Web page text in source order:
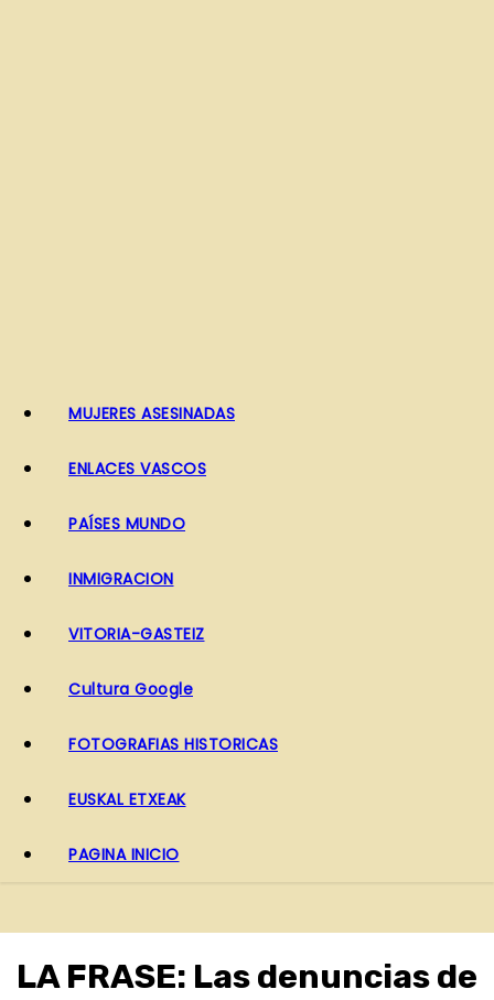
MUJERES ASESINADAS
ENLACES VASCOS
PAÍSES MUNDO
INMIGRACION
VITORIA-GASTEIZ
Cultura Google
FOTOGRAFIAS HISTORICAS
EUSKAL ETXEAK
PAGINA INICIO
LA FRASE: Las denuncias de